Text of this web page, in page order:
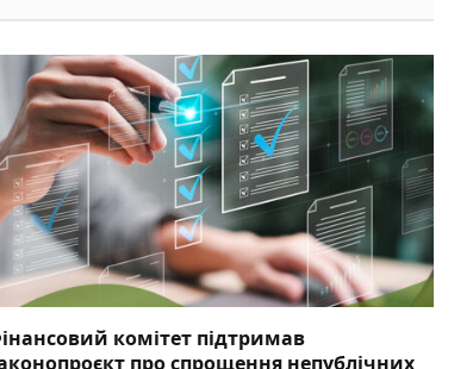
комітет підтримав
про спрощення непублічних